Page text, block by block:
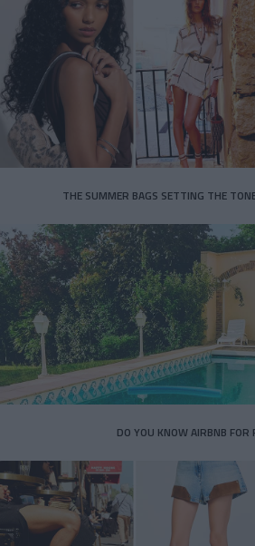
THE SUMMER BAGS SETTING THE
DO YOU KNOW AIRBNB FOR